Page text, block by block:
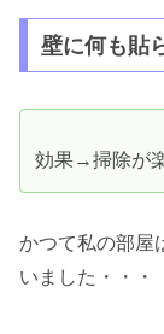
壁に何も貼
効果→掃除が
かつて私の部屋
いました・・・